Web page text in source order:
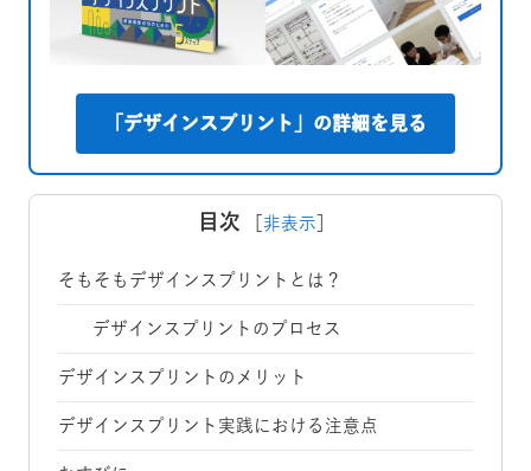
「デザインスプリント」の詳細を見る
目次 非表示
そもそもデザインスプリントとは？
デザインスプリントのプロセス
デザインスプリントのメリット
デザインスプリント実践における注意点